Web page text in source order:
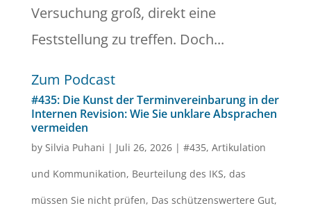
Versuchung groß, direkt eine
Feststellung zu treffen. Doch...
Zum Podcast
#435: Die Kunst der Terminvereinbarung in der
Internen Revision: Wie Sie unklare Absprachen
vermeiden
by Silvia Puhani | Juli 26, 2026| #435, Artikulation
und Kommunikation, Beurteilung des IKS, das
müssen Sie nicht prüfen, Das schützenswertere Gut,